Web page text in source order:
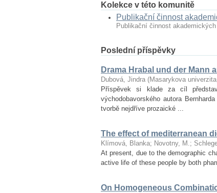
Kolekce v této komunitě
Publikační činnost
Publikační činnost
Poslední příspěvky
Drama Hrabal und der Mann
Dubová, Jindra (Masarykova univerzita
Příspěvek si klade za cíl
východobavorského autora
tvorbě nejdříve prozaické ...
The effect of mediterranean
Klímová, Blanka; Novotny, M.;
At present, due to the demographic
active life of these people by both
On Homogeneous